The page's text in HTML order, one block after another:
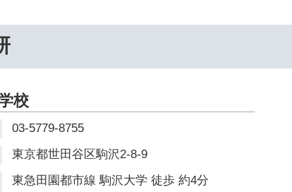
校
03-5779-8755
東京都世田谷区駒沢2-8-9
東急田園都市線 駒沢大学 徒歩 約4分